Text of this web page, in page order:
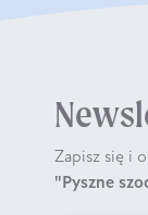
Zapisz się i
"Pyszne